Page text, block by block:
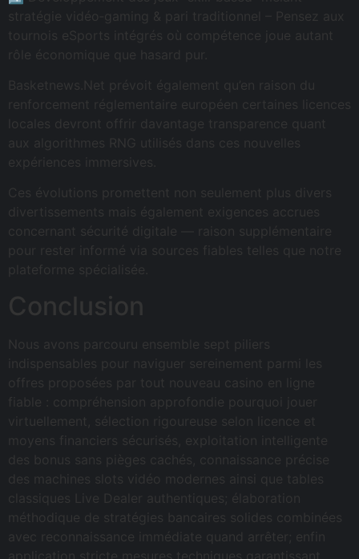
stratégie vidéo‑gaming & pari traditionnel – Pensez aux
tournois eSports intégrés où compétence joue autant
rôle économique que hasard pur.
Basketnews.Net prévoit également qu’en raison du
renforcement réglementaire européen certaines licences
locales devront offrir davantage transparence quant
aux algorithmes RNG utilisés dans ces nouvelles
expériences immersives.
Ces évolutions promettent non seulement plus divers
divertissements mais également exigences accrues
concernant sécurité digitale — raison supplémentaire
pour rester informé via sources fiables telles que notre
plateforme spécialisée.
Conclusion
Nous avons parcouru ensemble sept piliers
indispensables pour naviguer sereinement parmi les
offres proposées par tout nouveau casino en ligne
fiable : compréhension approfondie pourquoi jouer
virtuellement, sélection rigoureuse selon licence et
moyens financiers sécurisés, exploitation intelligente
des bonus sans pièges cachés, connaissance précise
des machines slots vidéo modernes ainsi que tables
classiques Live Dealer authentiques; élaboration
méthodique de stratégies bancaires solides combinées
avec reconnaissance immédiate quand arrêter; enfin
application stricte mesures techniques garantissant